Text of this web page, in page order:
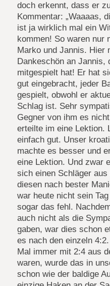
doch erkennt, dass er
Kommentar: „Waaaas,
ist ja wirklich mal ein
kommen! So waren nur
Marko und Jannis. Hier
Dankeschön an Jannis,
mitgespielt hat! Er hat
gut eingebracht, jeder
gespielt, obwohl er
Schlag ist. Sehr
Gegner von ihm es
erteilte im eine Lektion.
einfach gut. Unser
machte es besser und
eine Lektion. Und zwar
sich einen Schläger
diesen nach bester
war heute nicht sein
sogar das fehl.
auch nicht als die
gaben, war dies schon
es nach den einzeln
Mal immer mit 2:4 aus
waren, wurde das in
schon wie der baldige